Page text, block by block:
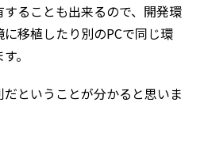
ることも出来るので、開発環
移植したり別のPCで同じ環
。
ということが分かると思いま